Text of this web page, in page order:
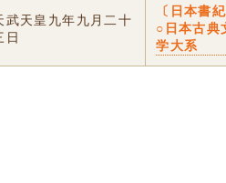
武天皇九年九月二十
日
〔日本書
○日本古典
学大系